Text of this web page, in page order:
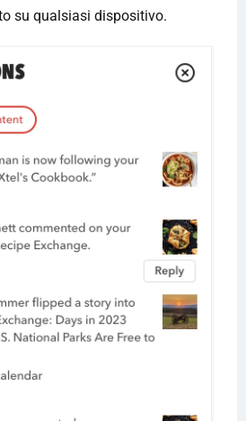
su qualsiasi dispositivo.